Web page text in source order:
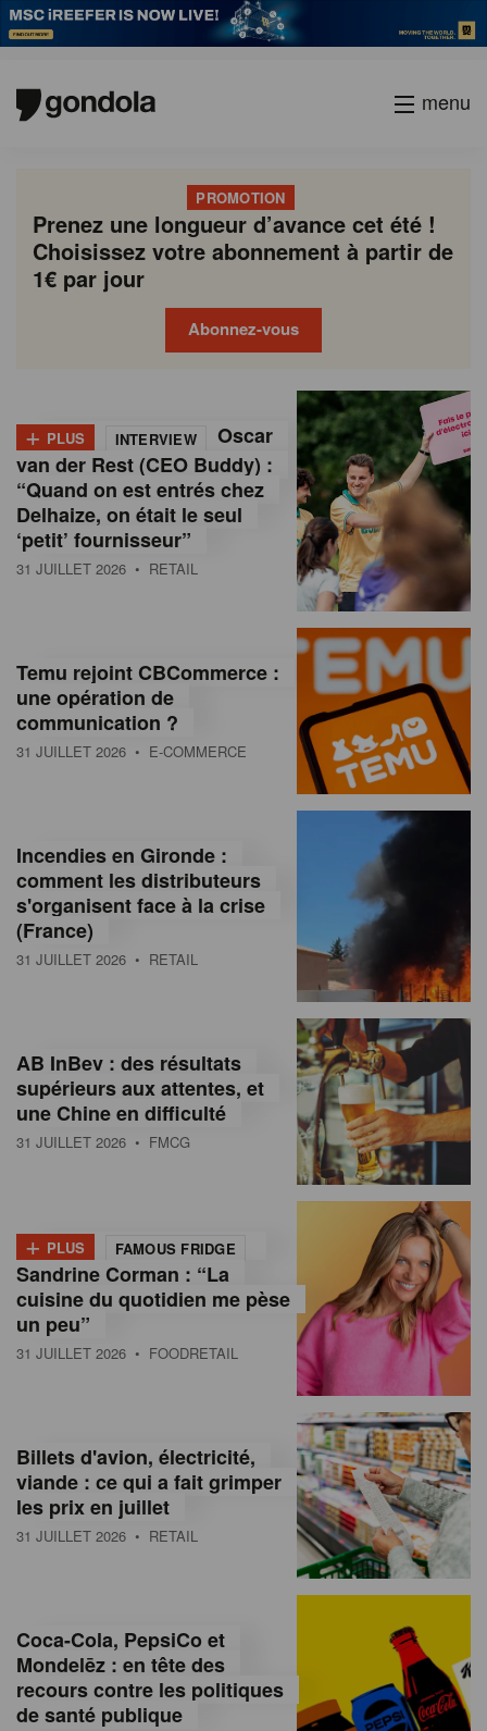
menu
PROMOTION
Prenez une longueur d’avance cet été !
Choisissez votre abonnement à partir de
1€ par jour
Abonnez-vous
o
n
d
o
M
a
g
n
e
n
o
m
a
s
s
u
e
+ PLUS INTERVIEW
Oscar
van der Rest (CEO Buddy) :
“Quand on est entrés chez
Delhaize, on était le seul
‘petit’ fournisseur”
31 JUILLET 2026 • RETAIL
Temu rejoint CBCommerce :
une opération de
communication ?
31 JUILLET 2026 • E-COMMERCE
Incendies en Gironde :
comment les distributeurs
s'organisent face à la crise
(France)
31 JUILLET 2026 • RETAIL
AB InBev : des résultats
supérieurs aux attentes, et
une Chine en difficulté
31 JUILLET 2026 • FMCG
+ PLUS FAMOUS FRIDGE
Sandrine Corman : “La
cuisine du quotidien me pèse
un peu”
31 JUILLET 2026 • FOODRETAIL
Billets d'avion, électricité,
viande : ce qui a fait grimper
les prix en juillet
31 JUILLET 2026 • RETAIL
Coca-Cola, PepsiCo et
Mondelēz : en tête des
recours contre les politiques
de santé publique